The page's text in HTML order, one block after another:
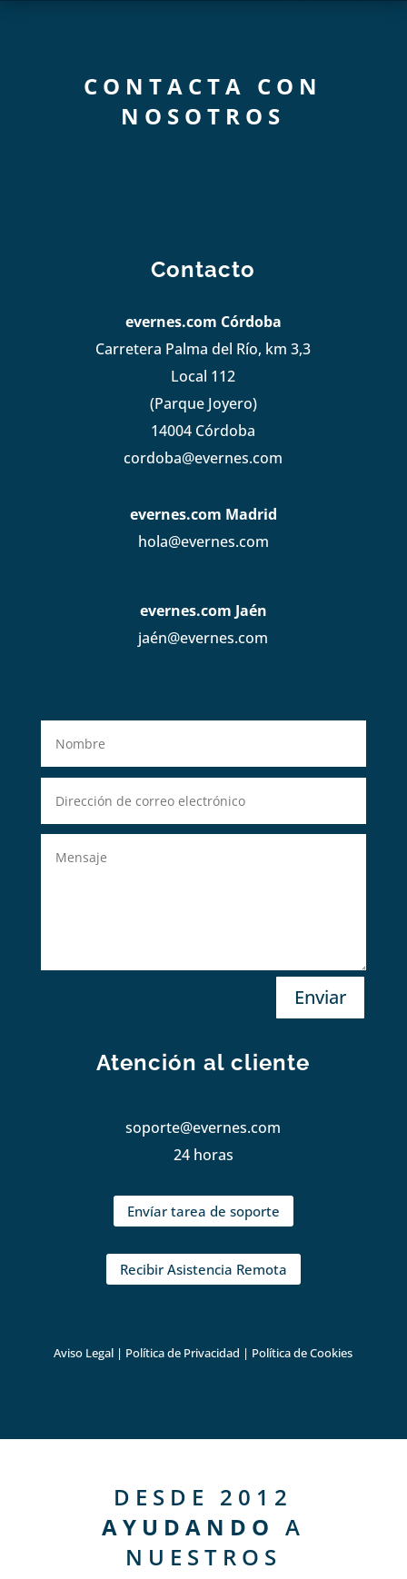
CONTACTA CON
NOSOTROS
Contacto
evernes.com Córdoba
Carretera Palma del Río, km 3,3
Local 112
(Parque Joyero)
14004 Córdoba
cordoba@evernes.com
evernes.com Madrid
hola@evernes.com
evernes.com Jaén
jaén@evernes.com
Enviar
Atención al cliente
soporte@evernes.com
24 horas
Envíar tarea de soporte
Recibir Asistencia Remota
Aviso Legal | Política de Privacidad | Política de Cookies
DESDE 2012
AYUDANDO A
NUESTROS